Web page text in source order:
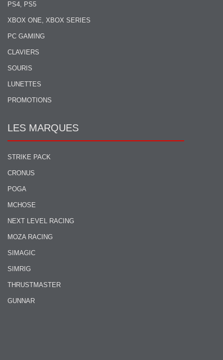
PS4, PS5
XBOX ONE, XBOX SERIES
PC GAMING
CLAVIERS
SOURIS
LUNETTES
PROMOTIONS
LES MARQUES
STRIKE PACK
CRONUS
POGA
MCHOSE
NEXT LEVEL RACING
MOZA RACING
SIMAGIC
SIMRIG
THRUSTMASTER
GUNNAR